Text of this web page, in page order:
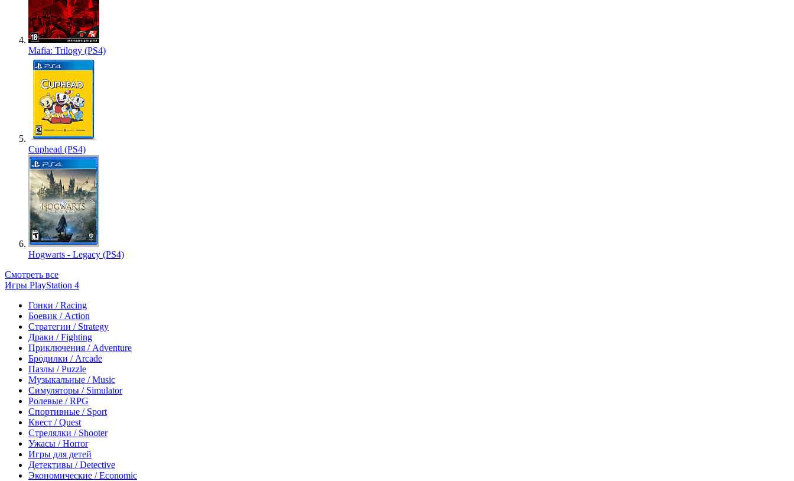
Mafia: Trilogy (PS4)
Cuphead (PS4)
Hogwarts - Legacy (PS4)
Смотреть все
Игры PlayStation 4
Гонки / Racing
Боевик / Action
Стратегии / Strategy
Драки / Fighting
Приключения / Adventure
Бродилки / Arcade
Пазлы / Puzzle
Музыкальные / Music
Симуляторы / Simulator
Ролевые / RPG
Спортивные / Sport
Квест / Quest
Стрелялки / Shooter
Ужасы / Horror
Игры для детей
Детективы / Detective
Экономические / Economic